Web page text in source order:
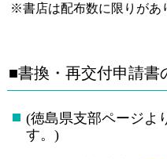
※書店は配布数に限りがあ
■書換・再交付申請書
(徳島県支部ページよ
す。)